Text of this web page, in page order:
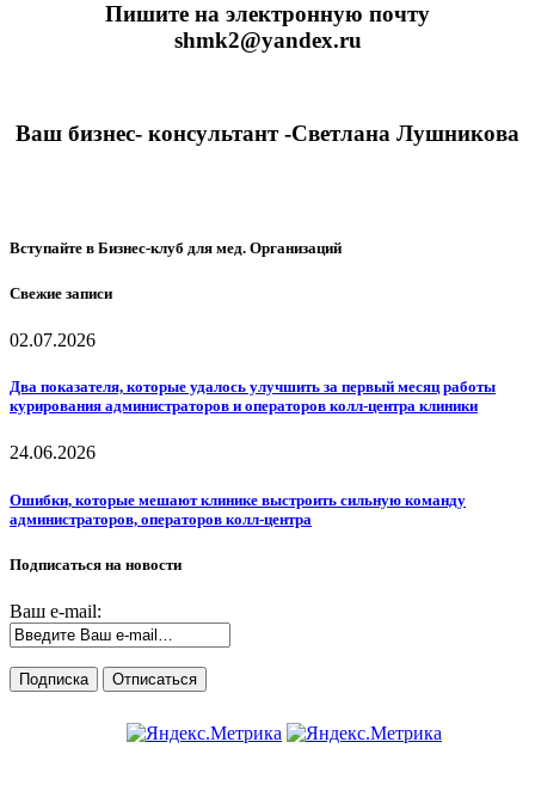
Пишите на электронную почту
shmk2@yandex.ru
Ваш бизнес- консультант -Светлана Лушникова
Вступайте в Бизнес-клуб для мед. Организаций
Свежие записи
02.07.2026
Два показателя, которые удалось улучшить за первый месяц работы
курирования администраторов и операторов колл-центра клиники
24.06.2026
Ошибки, которые мешают клинике выстроить сильную команду
администраторов, операторов колл-центра
Подписаться на новости
Ваш e-mail: